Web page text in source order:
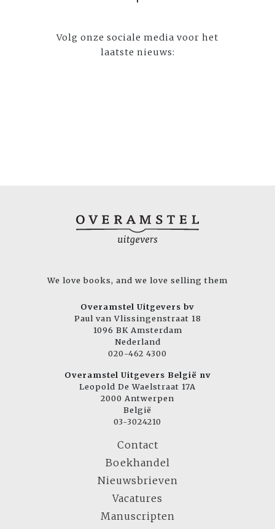
Volg onze sociale media voor het
laatste nieuws:
We love books, and we love selling them
Overamstel Uitgevers bv
Paul van Vlissingenstraat 18
1096 BK Amsterdam
Nederland
020-462 4300
Overamstel Uitgevers België nv
Leopold De Waelstraat 17A
2000 Antwerpen
België
03-3024210
Contact
Boekhandel
Nieuwsbrieven
Vacatures
Manuscripten